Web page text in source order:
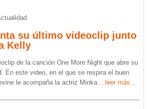
su último videoclip junto
Kelly
de la canción One More Night que abre su
En este video, en el que se respira el buen
le acompaña la actriz Minka... leer más...